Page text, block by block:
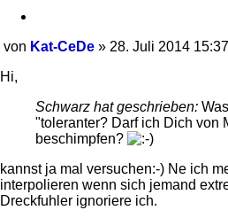
von Kat-CeDe » 28. Juli 2014 15:37
Hi,
Schwarz hat geschrieben:
"toleranter? Darf ich Dich von
beschimpfen?
kannst ja mal versuchen:-) Ne ich
interpolieren wenn sich jemand
Dreckfuhler ignoriere ich.